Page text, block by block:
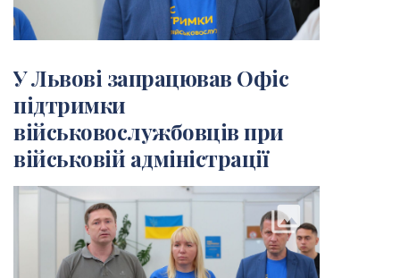
У Львові запрацював Офіс
підтримки
військовослужбовців при
військовій адміністрації
collections